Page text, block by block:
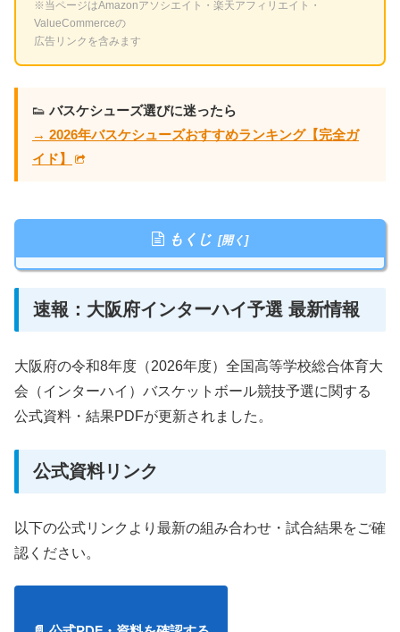
※当ページはAmazonアソシエイト・楽天アフィリエイト・
ValueCommerceの
広告リンクを含みます
👟 バスケシューズ選びに迷ったら
→ 2026年バスケシューズおすすめランキング【完全ガ
イド】
もくじ
速報：大阪府インターハイ予選 最新情報
大阪府の令和8年度（2026年度）全国高等学校総合体育大
会（インターハイ）バスケットボール競技予選に関する
公式資料・結果PDFが更新されました。
公式資料リンク
以下の公式リンクより最新の組み合わせ・試合結果をご確
認ください。